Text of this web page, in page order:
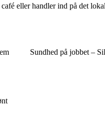
eller handler ind på det
Sundhed på jobbet –